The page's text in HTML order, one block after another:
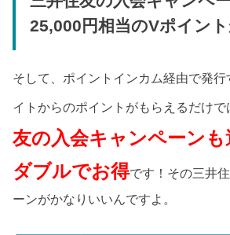
25,000円相当のVポイン
そして、ポイントインカム経由で発
イトからのポイントがもらえるだけで
友の入会キャンペーンも
ダブルでお得です！その三井
ーンがかなりいいんですよ。